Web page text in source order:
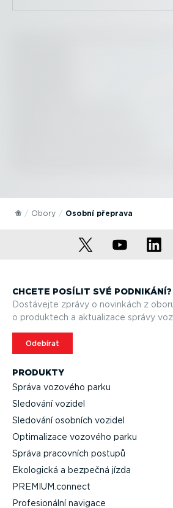
Obory Osobní přeprava
PRODUKTY
Správa vozového parku
Sledování vozidel
Sledování osobních vozidel
Optima­lizace vozového parku
Správa pracovních postupů
Ekologická a bezpečná jízda
PREMIUM.connect
Profe­si­o­nální navigace
CHCETE POSÍLIT SVÉ PODNIKÁNÍ?
Dostávejte zprávy o novinkách z
o produktech a aktualizace správy
Odebírat